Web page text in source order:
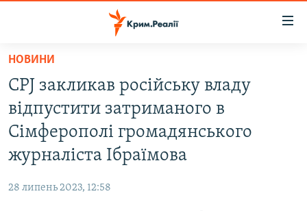
Перейти
основного
матеріалу
Перейти
до
основної
Перейти
ВОДА.КРИМ
ВІДЕО ТА ФОТО
НОВИНИ
CPJ закликав російську владу
відпустити затриманого в
Сімферополі громадянського
журналіста Ібраїмова
28 липень 2023, 12:58